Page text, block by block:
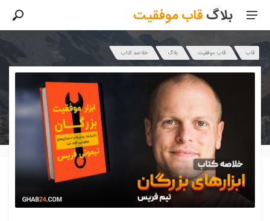
بلاگقابموفقیت
قاب قاب موفقیت بلاگ خلاصه کتاب